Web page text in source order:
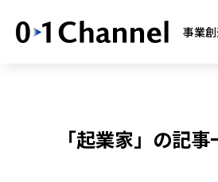
事業
「起業家」の記事